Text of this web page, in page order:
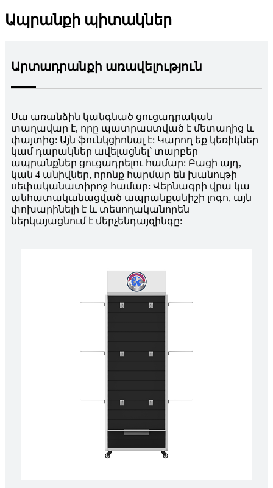
Ապրանքի պիտակներ
Արտադրանքի առավելություն
Սա առանձին կանգնած ցուցադրական
տաղավար է, որը պատրաստված է մետաղից և
փայտից: Այն ֆունկցիոնալ է: Կարող եք կեռիկներ
կամ դարակներ ավելացնել՝ տարբեր
ապրանքներ ցուցադրելու համար: Բացի այդ,
կան 4 անիվներ, որոնք հարմար են խանութի
սեփականատիրոջ համար: Վերնագրի վրա կա
անհատականացված ապրանքանիշի լոգո, այն
փոխարինելի է և տեսողականորեն
ներկայացնում է մերչենդայզինգը: